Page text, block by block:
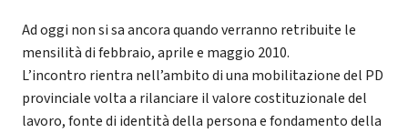
Ad oggi non si sa ancora quando verranno retribuite le
mensilità di febbraio, aprile e maggio 2010.
L’incontro rientra nell’ambito di una mobilitazione del PD
provinciale volta a rilanciare il valore costituzionale del
lavoro, fonte di identità della persona e fondamento della